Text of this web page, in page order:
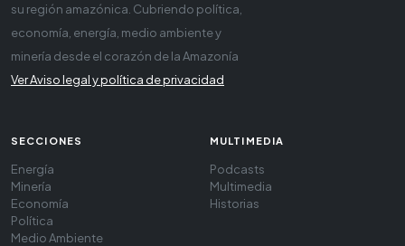
su región amazónica. Cubriendo política,
economía, energía, medio ambiente y
minería desde el corazón de la Amazonía
Ver Aviso legal y política de privacidad
SECCIONES
Energía
Minería
Economía
Política
Medio Ambiente
MULTIMEDIA
Podcasts
Multimedia
Historias